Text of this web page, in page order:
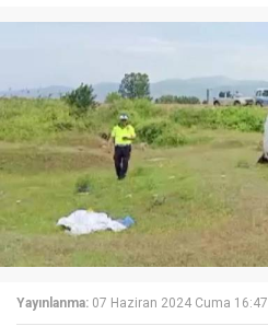
Yayınlanma: 07 Haziran 2024 Cuma 16:47